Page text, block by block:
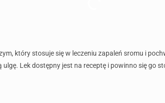
który stosuje się w leczeniu zapaleń sromu i
Lek dostępny jest na receptę i powinno się go